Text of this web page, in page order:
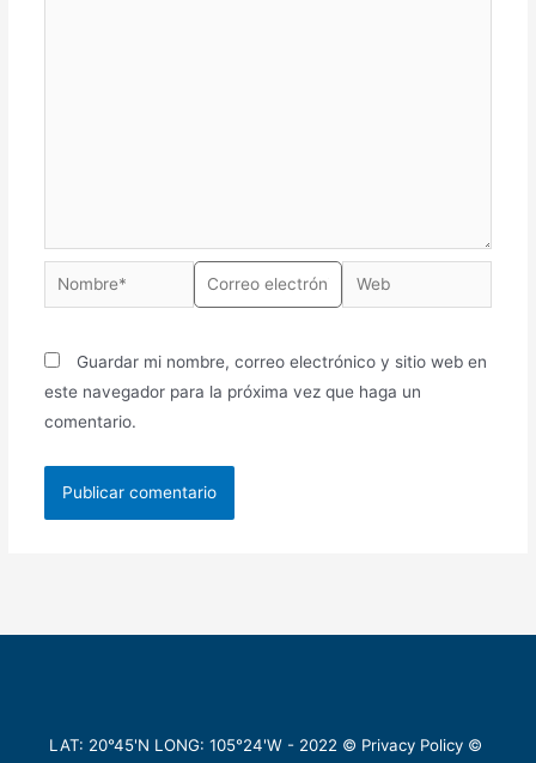
Guardar mi nombre, correo electrónico y sitio web en
este navegador para la próxima vez que haga un
comentario.
LAT: 20°45'N LONG: 105°24'W - 2022 © Privacy Policy ©